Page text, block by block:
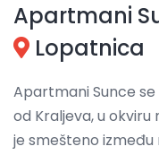
Apartmani
Lopatnica
Apartmani Sunce
od Kraljeva, u okviru
je smešteno između